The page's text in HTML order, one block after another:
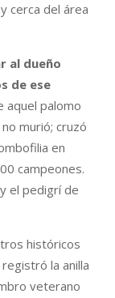
cerca del área
al dueño
de ese
aquel palomo
murió; cruzó
en
campeones.
el pedigrí de
históricos
la anilla
veterano